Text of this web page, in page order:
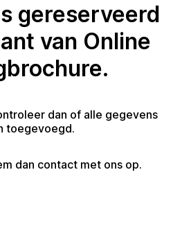
gereserveerd
van Online
dan of alle gegevens
toegevoegd.
dan contact met ons op.